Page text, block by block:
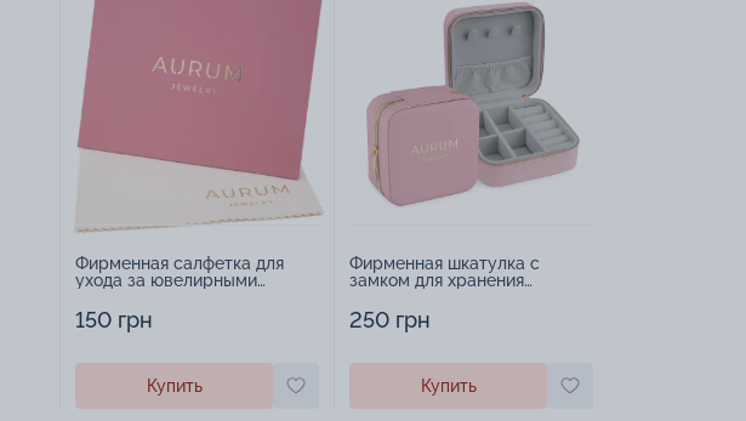
Фирменная салфетка для
ухода за ювелирными
150 грн
Купить
Фирменная шкатулка с
замком для хранения
250 грн
Купить